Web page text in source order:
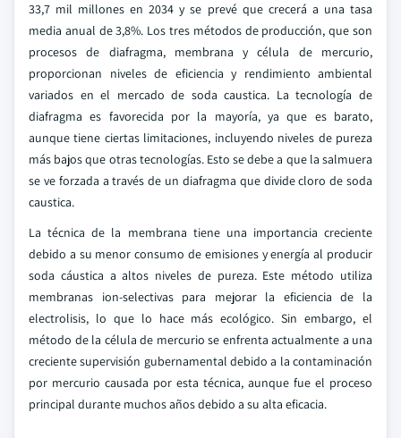
33,7 mil millones en 2034 y se prevé que crecerá a una tasa
media anual de 3,8%. Los tres métodos de producción, que son
procesos de diafragma, membrana y célula de mercurio,
proporcionan niveles de eficiencia y rendimiento ambiental
variados en el mercado de soda caustica. La tecnología de
diafragma es favorecida por la mayoría, ya que es barato,
aunque tiene ciertas limitaciones, incluyendo niveles de pureza
más bajos que otras tecnologías. Esto se debe a que la salmuera
se ve forzada a través de un diafragma que divide cloro de soda
caustica.
La técnica de la membrana tiene una importancia creciente
debido a su menor consumo de emisiones y energía al producir
soda cáustica a altos niveles de pureza. Este método utiliza
membranas ion-selectivas para mejorar la eficiencia de la
electrolisis, lo que lo hace más ecológico. Sin embargo, el
método de la célula de mercurio se enfrenta actualmente a una
creciente supervisión gubernamental debido a la contaminación
por mercurio causada por esta técnica, aunque fue el proceso
principal durante muchos años debido a su alta eficacia.